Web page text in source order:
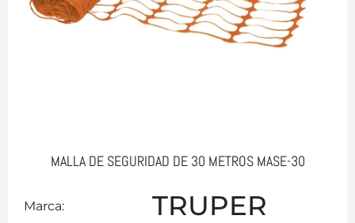
MALLA DE SEGURIDAD DE 30 METROS MASE-30
Marca: TRUPER